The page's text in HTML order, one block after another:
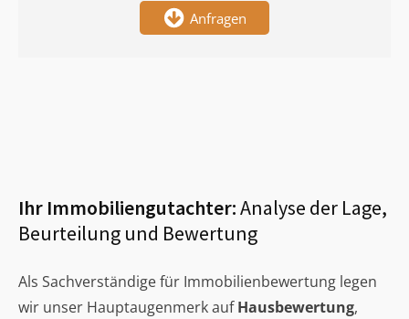
Anfragen
Ihr Immobiliengutachter:Analyse der Lage,
Beurteilung und Bewertung
Als Sachverständige für Immobilienbewertung legen
wir unser Hauptaugenmerk aufHausbewertung,